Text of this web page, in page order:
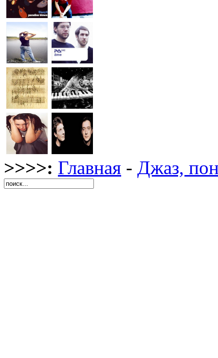
>>>>: Главная - Джаз,